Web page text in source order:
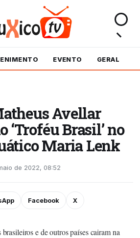
EVENTO GERAL
Avellar
‘Troféu Brasil’ no
Maria Lenk
de 2022, 08:52
Facebook X
e de outros países cairam na